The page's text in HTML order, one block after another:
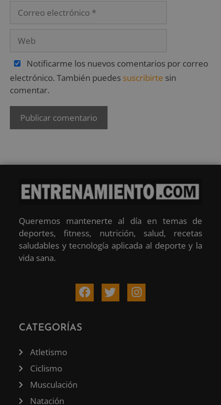
Notificarme los nuevos comentarios por correo
electrónico. También puedes suscribirte sin
comentar.
Queremos mantenerte al día en temas de
deportes, fitness, nutrición, salud, recetas
saludables y tecnología aplicada al deporte y la
vida sana.
CATEGORÍAS
Atletismo
Ciclismo
Musculación
Natación